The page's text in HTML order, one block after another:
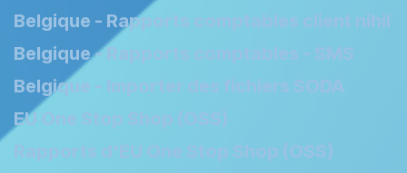
Belgique - Rapports comptables client nihil
Belgique - Rapports comptables - SMS
Belgique - Importer des fichiers SODA
EU One Stop Shop (OSS)
Rapports d'EU One Stop Shop (OSS)